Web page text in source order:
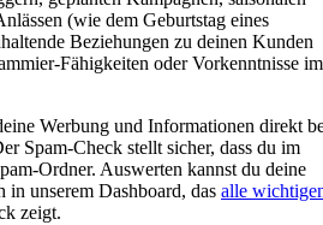
(wie dem Geburtstag eines
Beziehungen zu deinen Kunden
Fähigkeiten oder Vorkenntnisse im
Werbung und Informationen direkt
Spam-Check stellt sicher, dass du im
Ordner. Auswerten kannst du deine
in unserem Dashboard, das alle
zeigt.